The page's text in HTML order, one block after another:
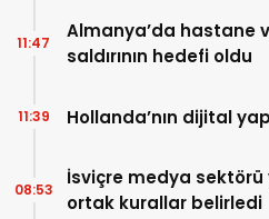
Almanya’da hastane
saldırının hedefi oldu
11:47
Hollanda’nın dijital
11:39
İsviçre medya
ortak kurallar belirledi
08:53